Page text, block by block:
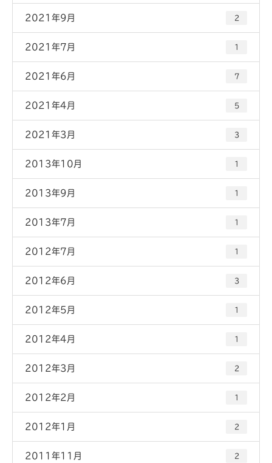
2021年9月 2
2021年7月 1
2021年6月 7
2021年4月 5
2021年3月 3
2013年10月 1
2013年9月 1
2013年7月 1
2012年7月 1
2012年6月 3
2012年5月 1
2012年4月 1
2012年3月 2
2012年2月 1
2012年1月 2
2011年11月 2